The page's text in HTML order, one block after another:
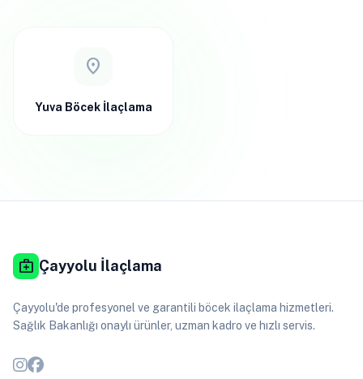
location_on
Yuva Böcek İlaçlama
medical_services Çayyolu İlaçlama
Çayyolu'de profesyonel ve garantili böcek ilaçlama hizmetleri.
Sağlık Bakanlığı onaylı ürünler, uzman kadro ve hızlı servis.